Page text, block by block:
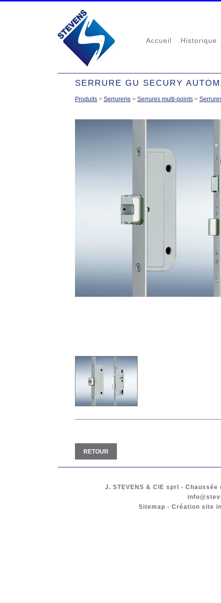
Accueil Historique
SERRURE GU SECURY
Produits > Serrurerie > Serrures multi-points >
RETOUR
J. STEVENS & CIE sprl - Chaussée
Sitemap - Création site